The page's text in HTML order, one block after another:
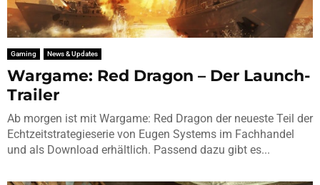
Gaming News & Updates
Wargame: Red Dragon – Der Launch-
Trailer
Ab morgen ist mit Wargame: Red Dragon der neueste Teil der
Echtzeitstrategieserie von Eugen Systems im Fachhandel
und als Download erhältlich. Passend dazu gibt es...